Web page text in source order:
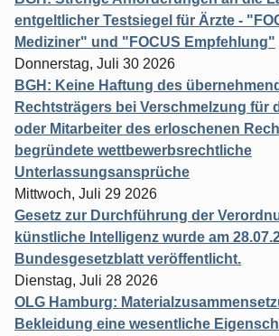
entgeltlicher Testsiegel für Ärzte -
Mediziner" und "FOCUS Empfehlung"
Donnerstag, Juli 30 2026
BGH: Keine Haftung des
Rechtsträgers bei Verschmelzung für
oder Mitarbeiter des erloschenen
begründete wettbewerbsrechtliche
Unterlassungsansprüche
Mittwoch, Juli 29 2026
Gesetz zur Durchführung der
künstliche Intelligenz wurde am
Bundesgesetzblatt veröffentlicht.
Dienstag, Juli 28 2026
OLG Hamburg:
Bekleidung eine wesentliche